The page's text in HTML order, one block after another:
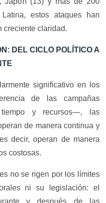
estos ataques han
creciente claridad.
DEL CICLO POLÍTICO A
significativo en los
de las campañas
y recursos—, las
de manera continua y
decir, operan de manera
costosas.
no se rigen por los límites
ni su legislación: el
y después de las